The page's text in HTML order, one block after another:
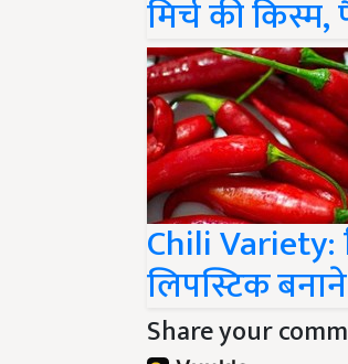
Chili Variety:
लिपस्टिक
Share your